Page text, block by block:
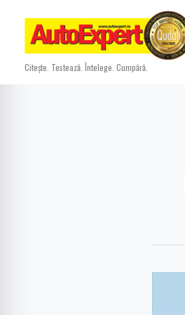
content
Citește. Testează. Întelege. Cumpără.